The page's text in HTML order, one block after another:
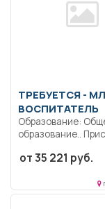
ТРЕБУЕТСЯ -
ВОСПИТАТЕЛЬ
Образование:
образование..
дошкольного...
от 35 221 руб.